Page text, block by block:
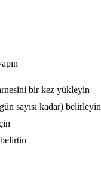
bir kez yükleyin
sayısı kadar) belirleyin